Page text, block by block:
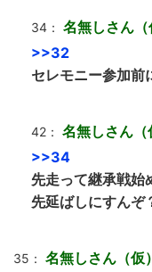
34： 名無しさん（
>>32
セレモニー参加前
42： 名無しさん（
>>34
先走って継承戦始
先延ばしにすんぞ
35： 名無しさん（仮）